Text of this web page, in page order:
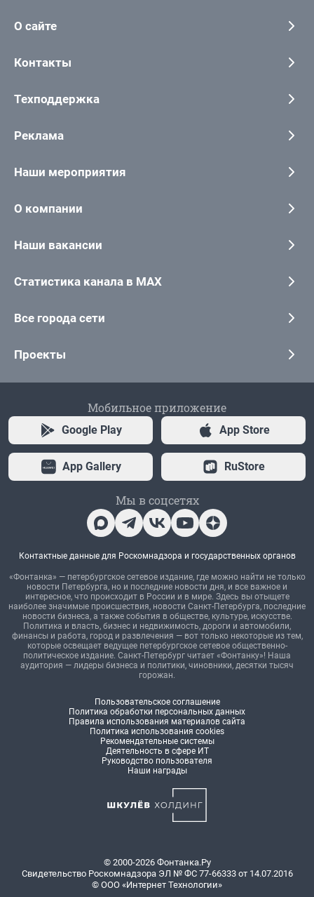
О сайте
Контакты
Техподдержка
Реклама
Наши мероприятия
О компании
Наши вакансии
Статистика канала в MAX
Все города сети
Проекты
Мобильное приложение
Google Play App Store
App Gallery RuStore
Мы в соцсетях
Контактные данные для Роскомнадзора и государственных органов
«Фонтанка» — петербургское сетевое издание, где можно найти не только
новости Петербурга, но и последние новости дня, и все важное и
интересное, что происходит в России и в мире. Здесь вы отыщете
наиболее значимые происшествия, новости Санкт-Петербурга, последние
новости бизнеса, а также события в обществе, культуре, искусстве.
Политика и власть, бизнес и недвижимость, дороги и автомобили,
финансы и работа, город и развлечения — вот только некоторые из тем,
которые освещает ведущее петербургское сетевое общественно-
политическое издание. Санкт-Петербург читает «Фонтанку»! Наша
аудитория — лидеры бизнеса и политики, чиновники, десятки тысяч
горожан.
Пользовательское соглашение
Политика обработки персональных данных
Правила использования материалов сайта
Политика использования cookies
Рекомендательные системы
Деятельность в сфере ИТ
Руководство пользователя
Наши награды
© 2000-2026 Фонтанка.Ру
Свидетельство Роскомнадзора ЭЛ № ФС 77-66333 от 14.07.2016
© ООО «Интернет Технологии»